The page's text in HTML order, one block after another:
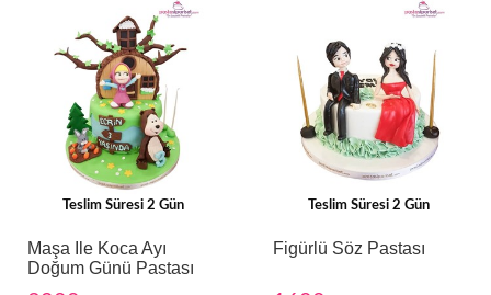
Teslim Süresi 2 Gün
Maşa Ile Koca Ayı
Doğum Günü Pastası
Teslim Süresi 2 Gün
Figürlü Söz Pastası